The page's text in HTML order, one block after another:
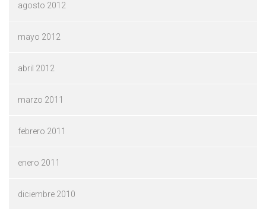
agosto 2012
mayo 2012
abril 2012
marzo 2011
febrero 2011
enero 2011
diciembre 2010